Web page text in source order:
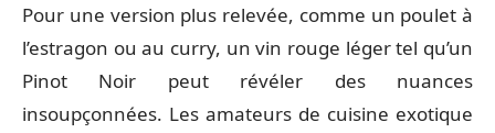
Pour une version plus relevée, comme un poulet à
l’estragon ou au curry, un vin rouge léger tel qu’un
Pinot Noir peut révéler des nuances
insoupçonnées. Les amateurs de cuisine exotique